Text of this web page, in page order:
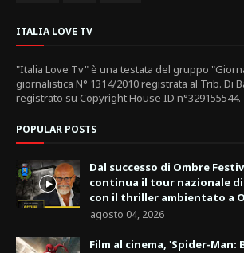
ITALIA LOVE TV
"Italia Love Tv" è una testata del gruppo
giornalistica N° 1314/2010 registrata al Trib. Di
registrato su Copyright House ID n°329155544.
POPULAR POSTS
Dal successo di Ombre
continua il tour nazionale di
con il thriller ambientato a
agosto 04, 2026
Film al cinema, 'Spider-Man: